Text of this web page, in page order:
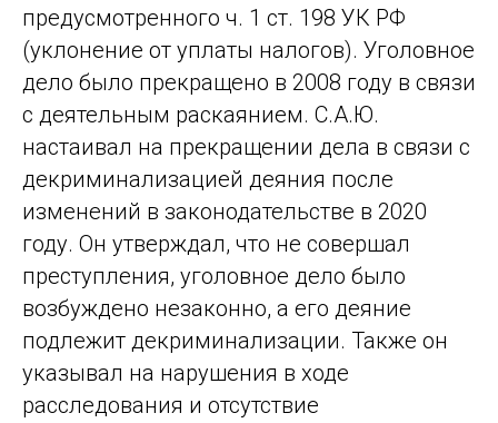
предусмотренного ч. 1 ст. 198 УК РФ
(уклонение от уплаты налогов). Уголовное
дело было прекращено в 2008 году в связи
с деятельным раскаянием. С.А.Ю.
настаивал на прекращении дела в связи с
декриминализацией деяния после
изменений в законодательстве в 2020
году. Он утверждал, что не совершал
преступления, уголовное дело было
возбуждено незаконно, а его деяние
подлежит декриминализации. Также он
указывал на нарушения в ходе
расследования и отсутствие